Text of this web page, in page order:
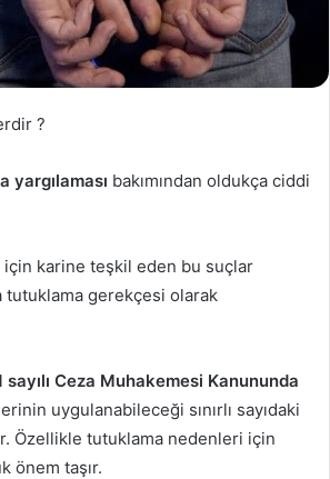
?
yargılaması bakımından oldukça ciddi
karine teşkil eden bu suçlar
tutuklama gerekçesi olarak
sayılı Ceza Muhakemesi Kanununda
uygulanabileceği sınırlı sayıdaki
Özellikle tutuklama nedenleri için
önem taşır.